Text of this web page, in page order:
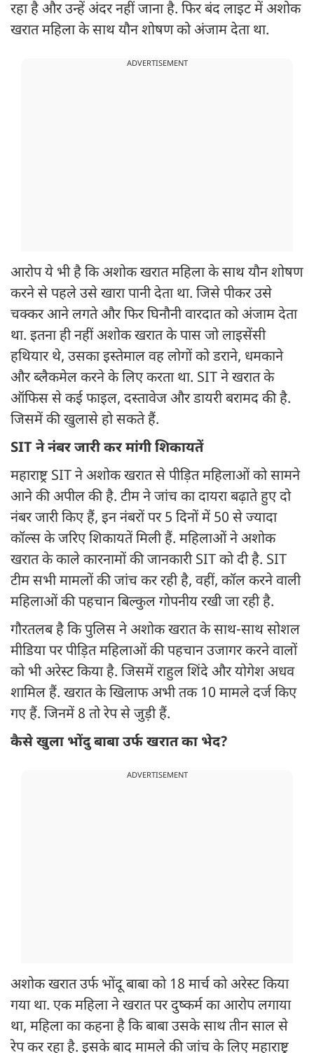
रहा है और उन्हें अंदर नहीं जाना है. फिर बंद लाइट में अशोक
खरात महिला के साथ यौन शोषण को अंजाम देता था.
ADVERTISEMENT
आरोप ये भी है कि अशोक खरात महिला के साथ यौन शोषण
करने से पहले उसे खारा पानी देता था. जिसे पीकर उसे
चक्कर आने लगते और फिर घिनौनी वारदात को अंजाम देता
था. इतना ही नहीं अशोक खरात के पास जो लाइसेंसी
हथियार थे, उसका इस्तेमाल वह लोगों को डराने, धमकाने
और ब्लैकमेल करने के लिए करता था. SIT ने खरात के
ऑफिस से कई फाइल, दस्तावेज और डायरी बरामद की है.
जिसमें की खुलासे हो सकते हैं.
SIT ने नंबर जारी कर मांगी शिकायतें
महाराष्ट्र SIT ने अशोक खरात से पीड़ित महिलाओं को सामने
आने की अपील की है. टीम ने जांच का दायरा बढ़ाते हुए दो
नंबर जारी किए हैं, इन नंबरों पर 5 दिनों में 50 से ज्यादा
कॉल्स के जरिए शिकायतें मिली हैं. महिलाओं ने अशोक
खरात के काले कारनामों की जानकारी SIT को दी है. SIT
टीम सभी मामलों की जांच कर रही है, वहीं, कॉल करने वाली
महिलाओं की पहचान बिल्कुल गोपनीय रखी जा रही है.
गौरतलब है कि पुलिस ने अशोक खरात के साथ-साथ सोशल
मीडिया पर पीड़ित महिलाओं की पहचान उजागर करने वालों
को भी अरेस्ट किया है. जिसमें राहुल शिंदे और योगेश अधव
शामिल हैं. खरात के खिलाफ अभी तक 10 मामले दर्ज किए
गए हैं. जिनमें 8 तो रेप से जुड़ी हैं.
कैसे खुला भोंदु बाबा उर्फ खरात का भेद?
ADVERTISEMENT
अशोक खरात उर्फ भोंदू बाबा को 18 मार्च को अरेस्ट किया
गया था. एक महिला ने खरात पर दुष्कर्म का आरोप लगाया
था, महिला का कहना है कि बाबा उसके साथ तीन साल से
रेप कर रहा है. इसके बाद मामले की जांच के लिए महाराष्ट्र